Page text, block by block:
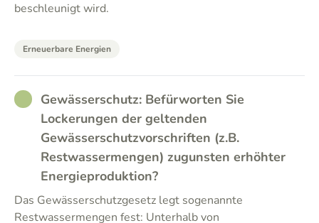
beschleunigt wird.
Erneuerbare Energien
RATHER_GOOD
Gewässerschutz: Befürworten Sie
Lockerungen der geltenden
Gewässerschutzvorschriften (z.B.
Restwassermengen) zugunsten erhöhter
Energieproduktion?
Das Gewässerschutzgesetz legt sogenannte
Restwassermengen fest: Unterhalb von